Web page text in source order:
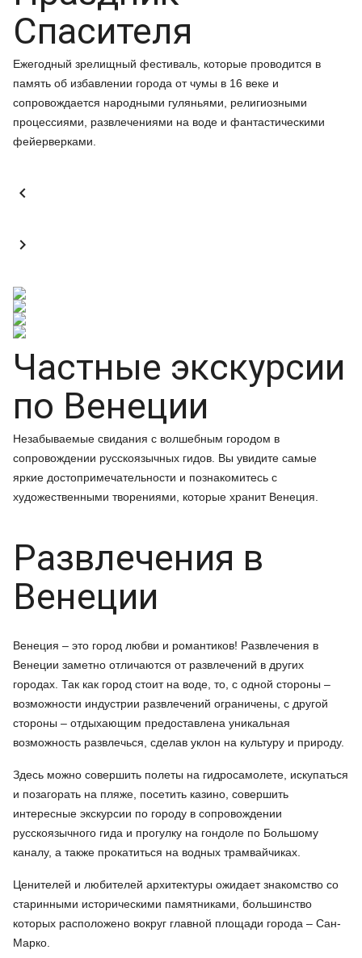
Спасителя
Ежегодный зрелищный фестиваль, которые проводится в
память об избавлении города от чумы в 16 веке и
сопровождается народными гуляньями, религиозными
процессиями, развлечениями на воде и фантастическими
фейерверками.


Частные экскурсии
по Венеции
Незабываемые свидания с волшебным городом в
сопровождении русскоязычных гидов. Вы увидите самые
яркие достопримечательности и познакомитесь с
художественными творениями, которые хранит Венеция.
Развлечения в
Венеции
Венеция – это город любви и романтиков! Развлечения в
Венеции заметно отличаются от развлечений в других
городах. Так как город стоит на воде, то, с одной стороны –
возможности индустрии развлечений ограничены, с другой
стороны – отдыхающим предоставлена уникальная
возможность развлечься, сделав уклон на культуру и природу.
Здесь можно совершить полеты на гидросамолете, искупаться
и позагорать на пляже, посетить казино, совершить
интересные экскурсии по городу в сопровождении
русскоязычного гида и прогулку на гондоле по Большому
каналу, а также прокатиться на водных трамвайчиках.
Ценителей и любителей архитектуры ожидает знакомство со
старинными историческими памятниками, большинство
которых расположено вокруг главной площади города – Сан-
Марко.